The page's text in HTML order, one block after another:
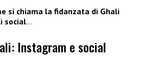
si chiama la fidanzata di Ghali
social…
Instagram e social